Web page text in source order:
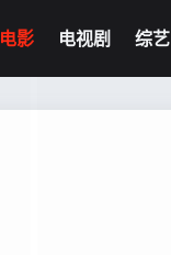
电影 电视剧 综艺